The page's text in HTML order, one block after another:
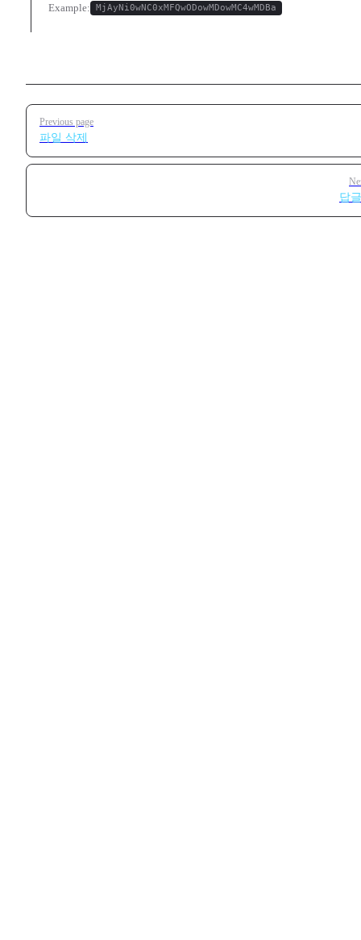
Example:
MjAyNi0wNC0xMFQwODowMDowMC4wMDBa
Pager
Previous page
파일 삭제
답